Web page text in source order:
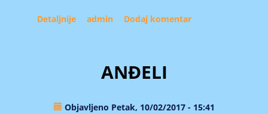
Detaljnije about Merak u Istanbulu
admin Dodaj komentar
ANĐELI
Objavljeno Petak, 10/02/2017 - 15:41